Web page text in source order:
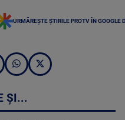
URMĂREȘTE ȘTIRILE PROTV ÎN GOOGLE
ȘI...